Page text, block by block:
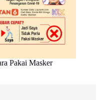
Pakai Masker